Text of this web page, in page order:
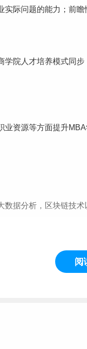
际问题的能力；前瞻
学院人才培养模式同
资源等方面提升MBA
数据分析，区块链技
培养掌握前沿的行为阅